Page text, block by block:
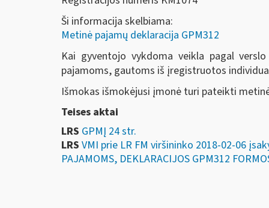
Ši informacija skelbiama:
Metinė pajamų deklaracija GPM312
Kai gyventojo vykdoma veikla pagal
pajamoms, gautoms iš įregistruotos
Išmokas išmokėjusi įmonė turi pateikti
Teises aktai
LRS GPMĮ 24 str.
LRS VMI prie LR FM viršininko 2018-02-06
PAJAMOMS, DEKLARACIJOS GPM312